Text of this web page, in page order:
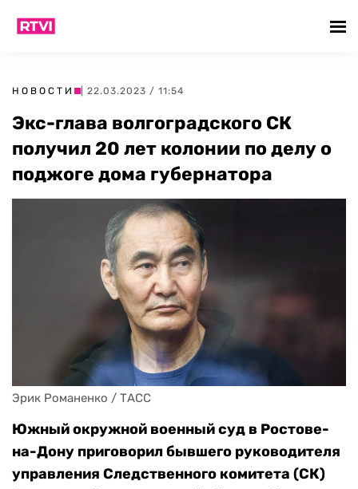
НОВОСТИ | 22.03.2023 / 11:54
Экс-глава волгоградского СК
получил 20 лет колонии по делу о
поджоге дома губернатора
Эрик Романенко / ТАСС
Южный окружной военный суд в Ростове-
на-Дону приговорил бывшего руководителя
управления Следственного комитета (СК)